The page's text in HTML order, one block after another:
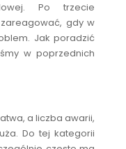
Po trzecie
gdy w
Jak poradzić
w poprzednich
a liczba awarii,
Do tej kategorii